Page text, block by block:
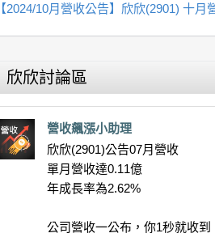
【2024/10月營收公告】欣欣(2901) 十
欣欣討論區
營收飆漲小助理
欣欣(2901)公告07月營收
單月營收達0.11億
年成長率為2.62%
公司營收一公布，你1秒就收到